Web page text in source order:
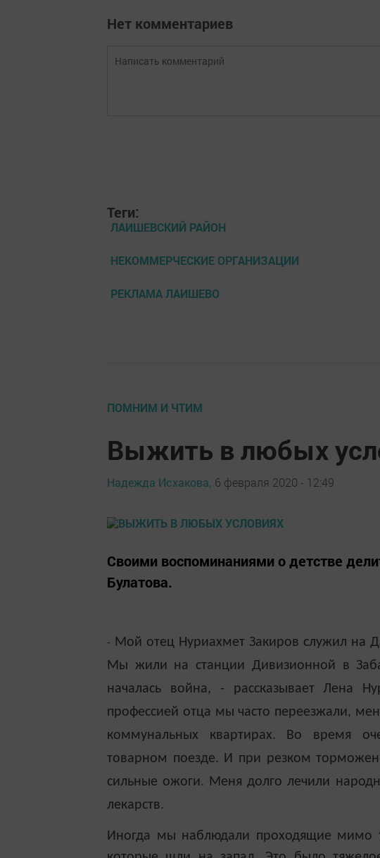
Нет комментариев
Теги:
ЛАИШЕВСКИЙ РАЙОН
НЕКОММЕРЧЕСКИЕ ОРГАНИЗАЦИИ
РЕКЛАМА ЛАИШЕВО
ПОМНИМ И ЧТИМ
Выжить в любых
Надежда Исхакова, 6 февраля 2020 - 12:49
Своими воспоминаниями о детстве
Булатова.
-
Мой отец Нуриахмет Закиров служил на
Мы жили на станции Дивизионной в
началась война, - рассказывает Лена
профессией отца мы часто переезжали,
коммунальных квартирах. Во время
товарном поезде. И при резком
сильные ожоги. Меня долго лечили
лекарств.
Иногда мы наблюдали проходящие мимо